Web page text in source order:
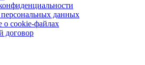
данных
о cookie-файлах
договор